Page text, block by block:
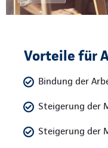
Vorteile für
Bindung der
Steigerung der
Steigerung der